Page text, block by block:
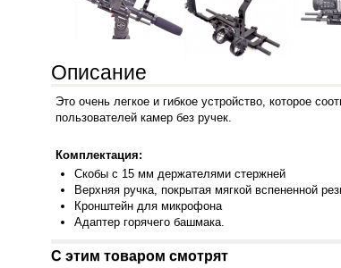
Описание
Это очень легкое и гибкое устройство, которое
пользователей камер без ручек.
Комплектация:
Скобы с 15 мм держателями стержней
Верхняя ручка, покрытая мягкой вспененной
Кронштейн для микрофона
Адаптер горячего башмака.
С этим товаром смотрят